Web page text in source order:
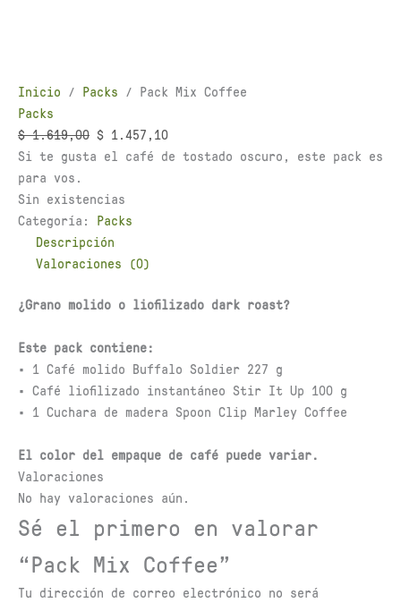
Inicio / Packs / Pack Mix Coffee
Packs
$1.619,00 $ 1.457,10
Si te gusta el café de tostado oscuro, este pack es
para vos.
Sin existencias
Categoría: Packs
Descripción
Valoraciones (0)
¿Grano molido o liofilizado dark roast?
Este pack contiene:
• 1 Café molido Buffalo Soldier 227 g
• Café liofilizado instantáneo Stir It Up 100 g
• 1 Cuchara de madera Spoon Clip Marley Coffee
El color del empaque de café puede variar.
Valoraciones
No hay valoraciones aún.
Sé el primero en valorar
“Pack Mix Coffee”
Tu dirección de correo electrónico no será